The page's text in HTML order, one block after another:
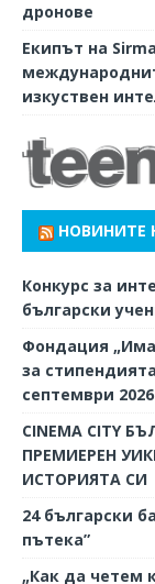
дронове
Екипът на
изкуствен
НОВИНИТЕ
Конкурс за
български
Фондация
за
септември 2026
CINEMA CITY
ПРЕМИЕРЕН
ИСТОРИЯТА СИ
24 български
пътека”
„Как да четем